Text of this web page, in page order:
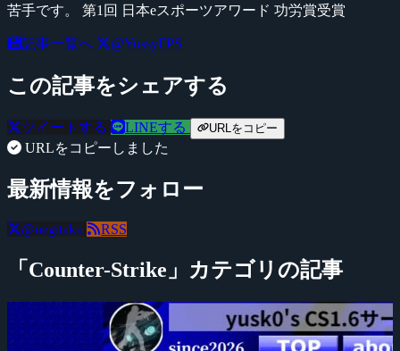
苦手です。 第1回 日本eスポーツアワード 功労賞受賞
記事一覧へ @YossyFPS
この記事をシェアする
ツイートする LINEする URLをコピー
URLをコピーしました
最新情報をフォロー
@negitaku RSS
「Counter-Strike」カテゴリの記事